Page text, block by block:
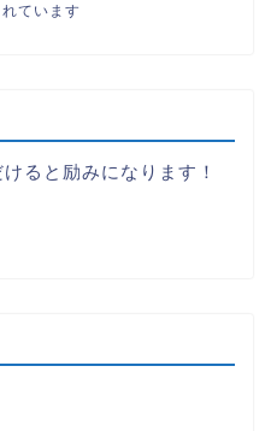
ています
ると励みになります！